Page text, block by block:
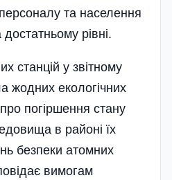
та населення
рівні.
станцій у звітному
жодних екологічних
погіршення стану
в районі їх
безпеки атомних
вимогам